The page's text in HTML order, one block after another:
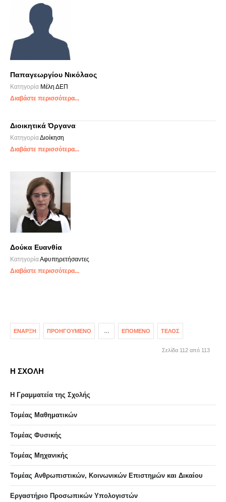
Παπαγεωργίου Νικόλαος
Κατηγορία Μέλη ΔΕΠ
Διαβάστε περισσότερα...
Διοικητικά Όργανα
ΚατηγορίαΔιοίκηση
Διαβάστε περισσότερα...
Δούκα Ευανθία
ΚατηγορίαΑφυπηρετήσαντες
Διαβάστε περισσότερα...
ΈΝΑΡΞΗ ΠΡΟΗΓΟΎΜΕΝΟ … ΕΠΌΜΕΝΟ ΤΈΛΟΣ
Σελίδα 112 από 113
Η ΣΧΟΛΗ
Η Γραμματεία της Σχολής
Τομέας Μαθηματικών
Τομέας Φυσικής
Τομέας Μηχανικής
Τομέας Ανθρωπιστικών, Κοινωνικών Επιστημών και Δικαίου
Eργαστήριo Προσωπικών Υπολογιστών